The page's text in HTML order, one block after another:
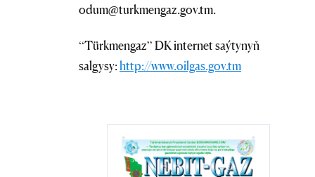
odum@turkmengaz.gov.tm.
“Türkmengaz” DK internet saýtynyň
salgysy:http://www.oilgas.gov.tm